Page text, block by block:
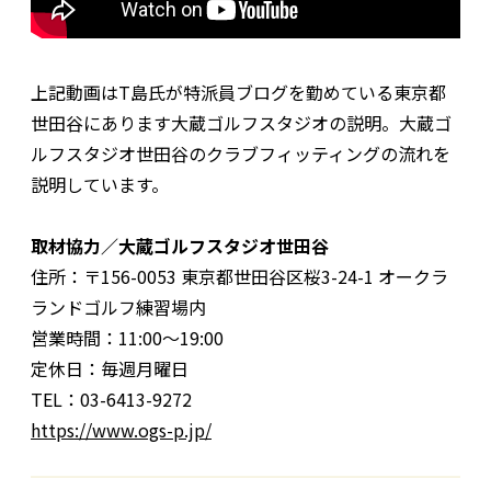
上記動画はT島氏が特派員ブログを勤めている東京都
世田谷にあります大蔵ゴルフスタジオの説明。大蔵ゴ
ルフスタジオ世田谷のクラブフィッティングの流れを
説明しています。
取材協力／大蔵ゴルフスタジオ世田谷
住所：〒156-0053 東京都世田谷区桜3-24-1 オークラ
ランドゴルフ練習場内
営業時間：11:00〜19:00
定休日：毎週月曜日
TEL：03-6413-9272
https://www.ogs-p.jp/